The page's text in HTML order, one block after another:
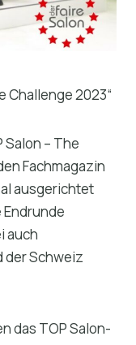
Challenge 2023“
– The
Fachmagazin
ausgerichtet
Endrunde
auch
der Schweiz
das TOP Salon-